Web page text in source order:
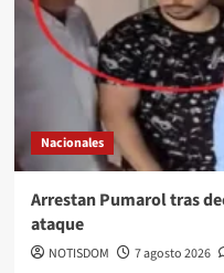
Nacionales
Arrestan Pumarol tras
ataque
NOTISDOM 7 agosto 2026